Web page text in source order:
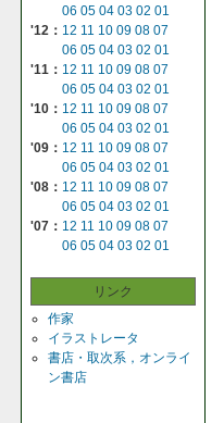
06 05 04 03 02 01
'12： 12 11 10 09 08 07
06 05 04 03 02 01
'11： 12 11 10 09 08 07
06 05 04 03 02 01
'10： 12 11 10 09 08 07
06 05 04 03 02 01
'09： 12 11 10 09 08 07
06 05 04 03 02 01
'08： 12 11 10 09 08 07
06 05 04 03 02 01
'07： 12 11 10 09 08 07
06 05 04 03 02 01
リンク
作家
イラストレータ
書店・取次系，オンライ
ン書店